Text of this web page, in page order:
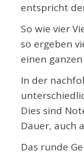
entspricht
So wie vier
so ergeben
einen
In der
Dies sind
Dauer, auch
Das runde